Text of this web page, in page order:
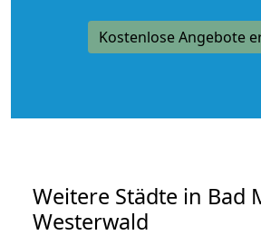
Kostenlose Angebote
Weitere Städte in Bad
Westerwald